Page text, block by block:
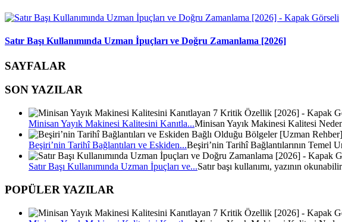
Satır Başı Kullanımında Uzman İpuçları ve Doğru Zamanlama [2026]
SAYFALAR
SON YAZILAR
Minisan Yayık Makinesi Kalitesini Kanıtla...Minisan Yayık Makinesi Kalitesi
Beşiri’nin Tarihî Bağlantıları ve Eskiden...Beşiri’nin Tarihî Bağlantılarının Temel
Satır Başı Kullanımında Uzman İpuçları ve...Satır başı kullanımı, yazının
POPÜLER YAZILAR